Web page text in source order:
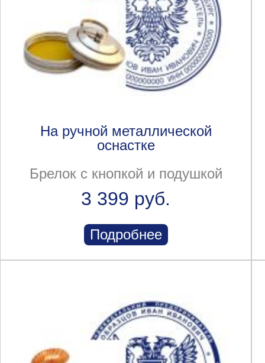
На ручной металлической
оснастке
Брелок с кнопкой и подушкой
3 399 руб.
Подробнее